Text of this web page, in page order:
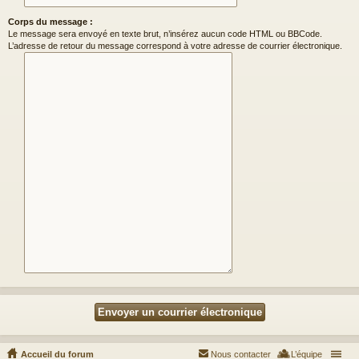
Corps du message :
Le message sera envoyé en texte brut, n’insérez aucun code HTML ou BBCode.
L’adresse de retour du message correspond à votre adresse de courrier électronique.
Accueil du forum L’équipe
Nous contacter